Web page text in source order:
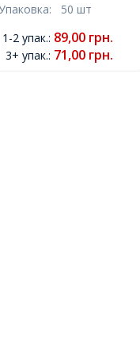
Серебряного Цвета,
3~3.2x3~3.2мм,
Отверстие до 1мм,
50 шт
1-2 упак.: 89,00 грн.
3+ упак.: 71,00 грн.